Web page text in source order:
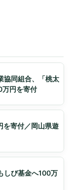
協同組合、「桃太
万円を寄付
を寄付／岡山県遊
しび基金へ100万